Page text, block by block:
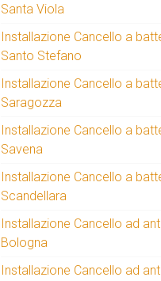
Santa Viola
Installazione Cancello a
Santo Stefano
Installazione Cancello a
Saragozza
Installazione Cancello a
Savena
Installazione Cancello a
Scandellara
Installazione Cancello ad
Bologna
Installazione Cancello ad